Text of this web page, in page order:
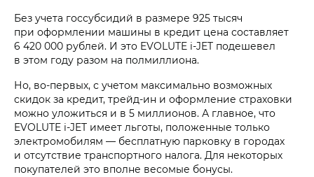
Без учета госсубсидий в размере 925 тысяч
при оформлении машины в кредит цена составляет
6 420 000 рублей. И это EVOLUTE i‑JET подешевел
в этом году разом на полмиллиона.
Но, во-первых, с учетом максимально возможных
скидок за кредит, трейд-ин и оформление страховки
можно уложиться и в 5 миллионов. А главное, что
EVOLUTE i‑JET имеет льготы, положенные только
электромобилям — бесплатную парковку в городах
и отсутствие транспортного налога. Для некоторых
покупателей это вполне весомые бонусы.